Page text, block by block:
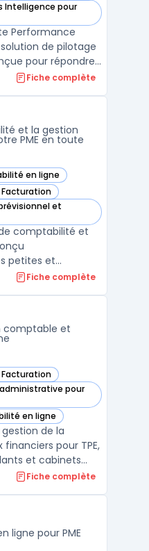
Intelligence pour
catégorie
Performance
de pilotage
pour répondre
des ETI en matière
processus de
Fiche complète
et la gestion
PME en toute
en ligne
catégorie
Facturation
catégorie
et
catégorie
comptabilité et
petites et
ses
stocks, la
Fiche complète
comptable et
Facturation
catégorie
pour
catégorie
en ligne
catégorie
de la
pour TPE,
et cabinets
plateforme SaaS
clients et experts ...
Fiche complète
ligne pour PME